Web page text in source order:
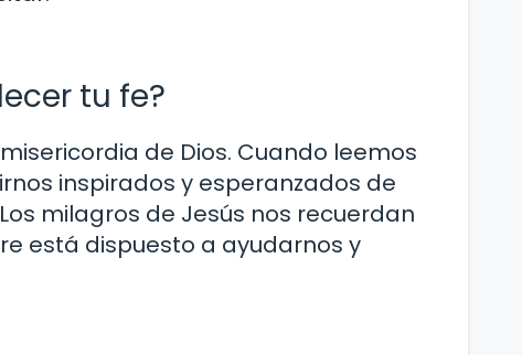
tu fe?
de Dios. Cuando leemos
inspirados y esperanzados de
milagros de Jesús nos recuerdan
está dispuesto a ayudarnos y